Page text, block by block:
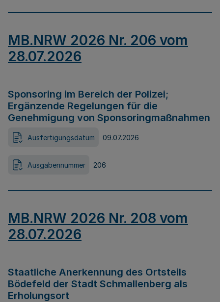
MB.NRW 2026 Nr. 206 vom
28.07.2026
Sponsoring im Bereich der Polizei;
Ergänzende Regelungen für die
Genehmigung von Sponsoringmaßnahmen
Ausfertigungsdatum 09.07.2026
Ausgabennummer 206
MB.NRW 2026 Nr. 208 vom
28.07.2026
Staatliche Anerkennung des Ortsteils
Bödefeld der Stadt Schmallenberg als
Erholungsort